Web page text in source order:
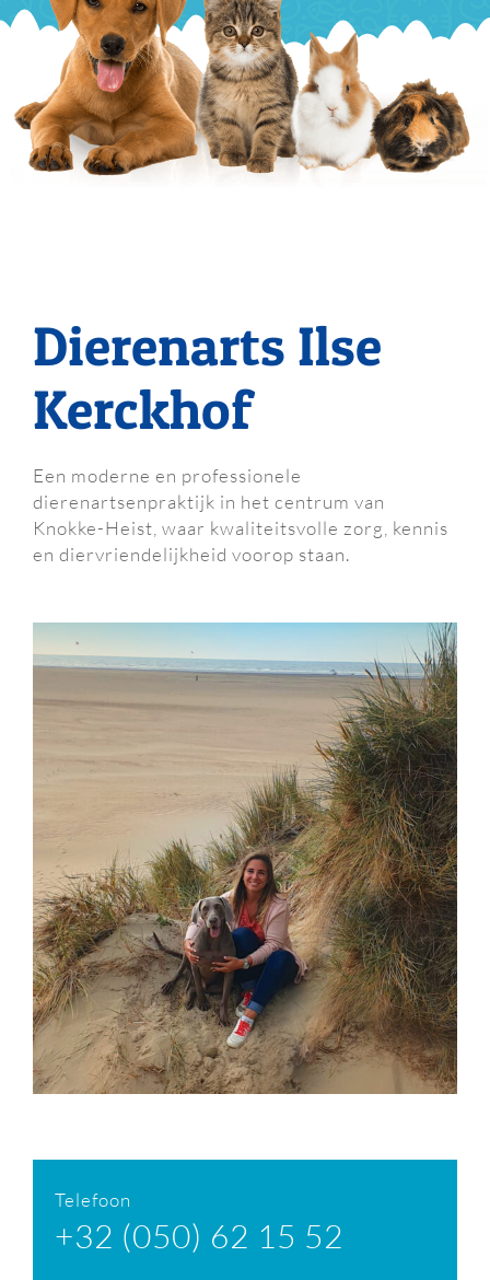
Dierenarts Ilse
Kerckhof
Een moderne en professionele
dierenartsenpraktijk in het centrum van
Knokke-Heist, waar kwaliteitsvolle zorg, kennis
en diervriendelijkheid voorop staan.
Telefoon
+32 (050) 62 15 52